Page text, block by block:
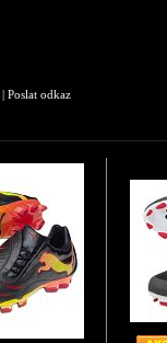
| Poslat odkaz